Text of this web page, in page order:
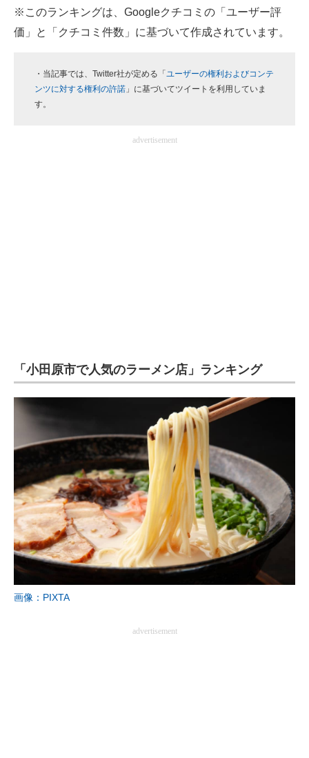
進化するPCとデバイスの未来
好きが集まる 比べて選べる
AI活用のいまが分かる
エレクトロニクス専門サイト
建設×テクノロジーの最前線
ちょっと気になるネットの話題
※このランキングは、Googleクチコミの「ユーザー評
価」と「クチコミ件数」に基づいて作成されています。
・当記事では、Twitter社が定める「 ユーザーの権利およびコンテ
ンツに対する権利の許諾 」に基づいてツイートを利用していま
す。
advertisement
「小田原市で人気のラーメン店」ランキング
画像：PIXTA
advertisement